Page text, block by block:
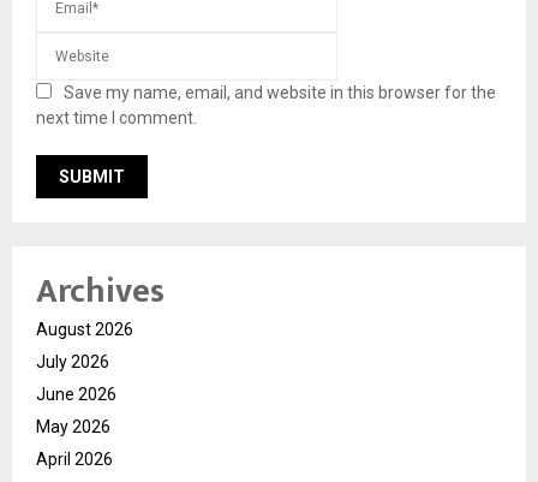
Save my name, email, and website in this browser for the
next time I comment.
Archives
August 2026
July 2026
June 2026
May 2026
April 2026